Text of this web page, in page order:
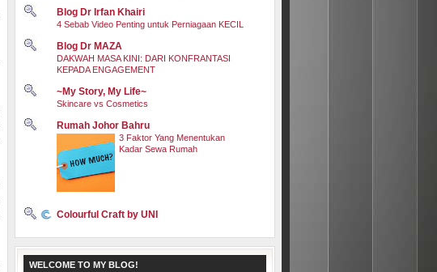
Blog Dr Irfan Khairi
4 Sebab Video Penting untuk Perniagaan KECIL
Blog Dr MAZA
DAKWAH MASA KINI: DARI KONFRANTASI
KEPADA ENGAGEMENT
~My Story, My Life~
Skincare vs Cosmetics
Rumah Johor Bahru
3 Faktor Yang Menentukan
Kadar Sewa Rumah
Colourful Craft by UNI
WELCOME TO MY BLOG!